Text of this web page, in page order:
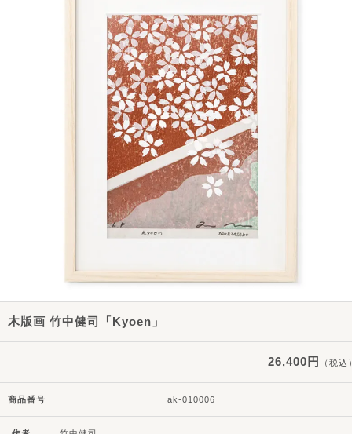
木版画 竹中健司「Kyoen」
26,400円 （税込
商品番号 ak-010006